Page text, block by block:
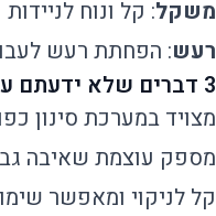
משקל: קל ונוח לניידות
רעש: הפחתת רעש
3 דברים שלא ידעתם על שואב האבק הזה:
מצויד במערכת סינון
מספק עוצמת שאיבה
קל לניקוי ומאפשר